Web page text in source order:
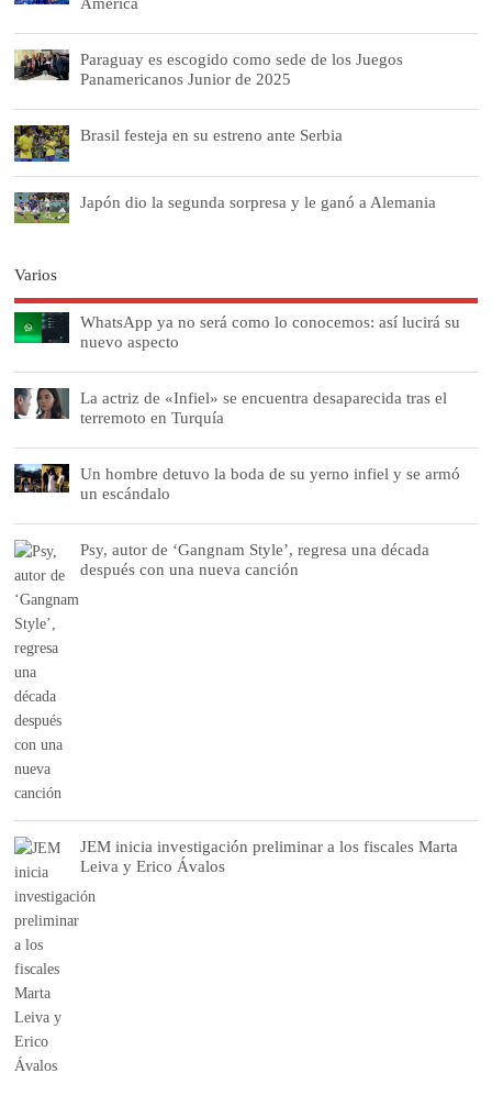
Paraguay es escogido como sede de los Juegos
Panamericanos Junior de 2025
Brasil festeja en su estreno ante Serbia
Japón dio la segunda sorpresa y le ganó a Alemania
Varios
WhatsApp ya no será como lo conocemos: así lucirá su
nuevo aspecto
La actriz de «Infiel» se encuentra desaparecida tras el
terremoto en Turquía
Un hombre detuvo la boda de su yerno infiel y se armó
un escándalo
Psy, autor de ‘Gangnam Style’, regresa una década
después con una nueva canción
JEM inicia investigación preliminar a los fiscales Marta
Leiva y Erico Ávalos